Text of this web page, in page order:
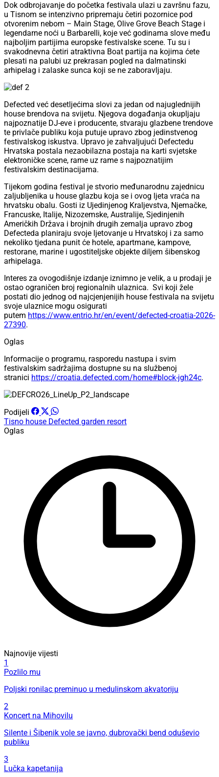
Dok odbrojavanje do početka festivala ulazi u završnu fazu,
u Tisnom se intenzivno pripremaju četiri pozornice pod
otvorenim nebom – Main Stage, Olive Grove Beach Stage i
legendarne noći u Barbarelli, koje već godinama slove među
najboljim partijima europske festivalske scene. Tu su i
svakodnevna četiri atraktivna Boat partija na kojima ćete
plesati na palubi uz prekrasan pogled na dalmatinski
arhipelag i zalaske sunca koji se ne zaboravljaju.
Defected već desetljećima slovi za jedan od najuglednijih
house brendova na svijetu. Njegova događanja okupljaju
najpoznatije DJ-eve i producente, stvaraju glazbene trendove
te privlače publiku koja putuje upravo zbog jedinstvenog
festivalskog iskustva. Upravo je zahvaljujući Defectedu
Hrvatska postala nezaobilazna postaja na karti svjetske
elektroničke scene, rame uz rame s najpoznatijim
festivalskim destinacijama.
Tijekom godina festival je stvorio međunarodnu zajednicu
zaljubljenika u house glazbu koja se i ovog ljeta vraća na
hrvatsku obalu. Gosti iz Ujedinjenog Kraljevstva, Njemačke,
Francuske, Italije, Nizozemske, Australije, Sjedinjenih
Američkih Država i brojnih drugih zemalja upravo zbog
Defecteda planiraju svoje ljetovanje u Hrvatskoj i za samo
nekoliko tjedana punit će hotele, apartmane, kampove,
restorane, marine i ugostiteljske objekte diljem šibenskog
arhipelaga.
Interes za ovogodišnje izdanje iznimno je velik, a u prodaji je
ostao ograničen broj regionalnih ulaznica. Svi koji žele
postati dio jednog od najcjenjenijih house festivala na svijetu
svoje ulaznice mogu osigurati
putem https://www.entrio.hr/en/event/defected-croatia-2026-
27390.
Oglas
Informacije o programu, rasporedu nastupa i svim
festivalskim sadržajima dostupne su na službenoj
stranici https://croatia.defected.com/home#block-jgh24c.
Podijeli
Tisno house Defected garden resort
Oglas
Najnovije vijesti
1
Pozlilo mu
Poljski ronilac preminuo u medulinskom akvatoriju
2
Koncert na Mihovilu
Silente i Šibenik vole se javno, dubrovački bend oduševio
publiku
3
Lučka kapetanija